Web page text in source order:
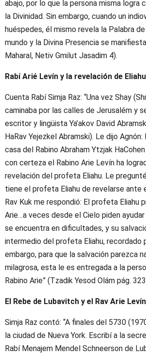
abajo, por lo que la persona misma logra
la Divinidad. Sin embargo, cuando un
huéspedes, él mismo revela la Palabra de
mundo y la Divina Presencia se
Maharal, Netiv Gmilut Jasadim 4).
Rabí Arié Levín y la revelación de Eliahu
Cuenta Rabí Simja Raz: “Una vez Shay
caminaba por las calles de Jerusalém y
escritor y lingüista Ya’akov David
HaRav Yejezkel Abramski). Le dijo
casa del Rabino Abraham Ytzjak
con certeza el Rabino Arie Levín ha
revelación del profeta Eliahu. Le
tiene el profeta Eliahu de revelarse ante
Rav Kuk me respondió: El profeta Eliahu
Arie…a veces desde el Cielo piden
se encuentra en dificultades, y su
intermedio del profeta Eliahu, recordado
embargo, para que la salvación parezca
milagrosa, esta le es entregada a la
Rabino Arie” (Tzadik Yesod Olám pág.
El Rebe de Lubavitch y el Rav Arie Levín
Simja Raz contó: “A finales del 5730
la ciudad de Nueva York. Escribí a la
Rabí Menajem Mendel Schneerson de